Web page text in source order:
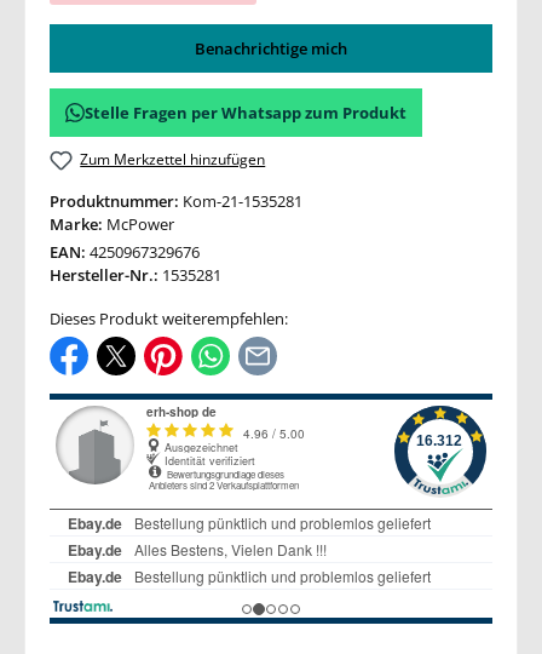
Benachrichtige mich
Stelle Fragen per Whatsapp zum Produkt
Zum Merkzettel hinzufügen
Produktnummer: Kom-21-1535281
Marke: McPower
EAN: 4250967329676
Hersteller-Nr.: 1535281
Dieses Produkt weiterempfehlen: